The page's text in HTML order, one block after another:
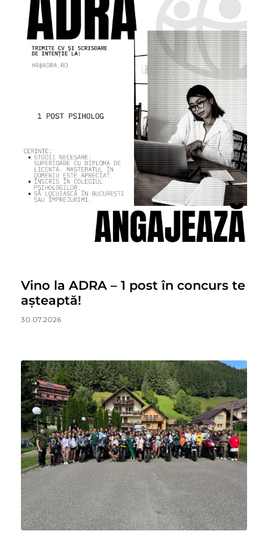
Vino la ADRA – 1 post în concurs te
așteaptă!
30.07.2026